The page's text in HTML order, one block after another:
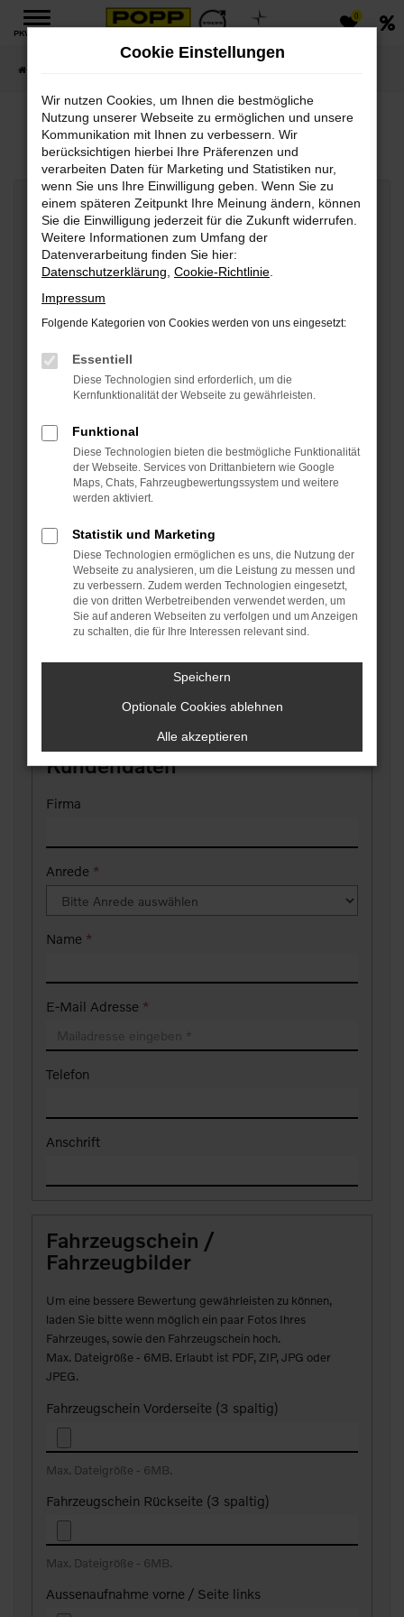
Zum
PKW MENÜ
0
Fahrzeugankauf
Fahrzeugdaten
Hersteller*
Modell *
Erstzulassung*
Kilometerstand *
Fahrgestell-Nr., FIN, VIN*
Erwarteter Preis
Interesse am Fahrzeug
Kundendaten
Firma
Anrede *
Name *
E-Mail Adresse *
Telefon
Anschrift
Fahrzeugschein /
Fahrzeugbilder
Um eine bessere Bewertung gewährleisten zu können,
laden Sie bitte wenn möglich ein paar Fotos Ihres
Fahrzeuges, sowie den Fahrzeugschein hoch.
Max. Dateigröße - 6MB. Erlaubt ist PDF, ZIP, JPG oder
JPEG.
Fahrzeugschein Vorderseite (3 spaltig)
Max. Dateigröße - 6MB.
Fahrzeugschein Rückseite (3 spaltig)
Max. Dateigröße - 6MB.
Aussenaufnahme vorne / Seite links
Cookie Einstellungen
Wir nutzen Cookies, um Ihnen die bestmögliche
Nutzung unserer Webseite zu ermöglichen und unsere
Kommunikation mit Ihnen zu verbessern. Wir
berücksichtigen hierbei Ihre Präferenzen und
verarbeiten Daten für Marketing und Statistiken nur,
wenn Sie uns Ihre Einwilligung geben. Wenn Sie zu
einem späteren Zeitpunkt Ihre Meinung ändern, können
Sie die Einwilligung jederzeit für die Zukunft widerrufen.
Weitere Informationen zum Umfang der
Datenverarbeitung finden Sie hier:
Datenschutzerklärung Cookie-Richtlinie
Impressum
Folgende Kategorien von Cookies werden von uns eingesetzt:
Essentiell
Diese Technologien sind erforderlich, um die
Kernfunktionalität der Webseite zu gewährleisten.
Funktional
Diese Technologien bieten die bestmögliche Funktionalität
der Webseite. Services von Drittanbietern wie Google
Maps, Chats, Fahrzeugbewertungssystem und weitere
werden aktiviert.
Statistik und Marketing
Diese Technologien ermöglichen es uns, die Nutzung der
Webseite zu analysieren, um die Leistung zu messen und
zu verbessern. Zudem werden Technologien eingesetzt,
die von dritten Werbetreibenden verwendet werden, um
Sie auf anderen Webseiten zu verfolgen und um Anzeigen
zu schalten, die für Ihre Interessen relevant sind.
Speichern
Optionale Cookies ablehnen
Alle akzeptieren